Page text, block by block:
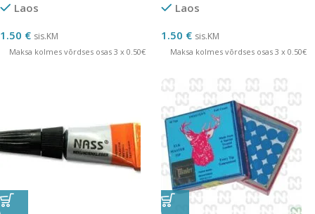
Laos
1.50 € sis.KM
Maksa kolmes võrdses osas 3 x 0.50€
Laos
1.50 € sis.KM
Maksa kolmes võrdses osas 3 x 0.50€